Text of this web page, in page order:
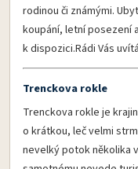
rodinou či známými.
koupání, letní posezení
k dispozici.Rádi Vás
Trenckova rokle
Trenckova rokle je
o krátkou, leč velmi
nevelký potok několika